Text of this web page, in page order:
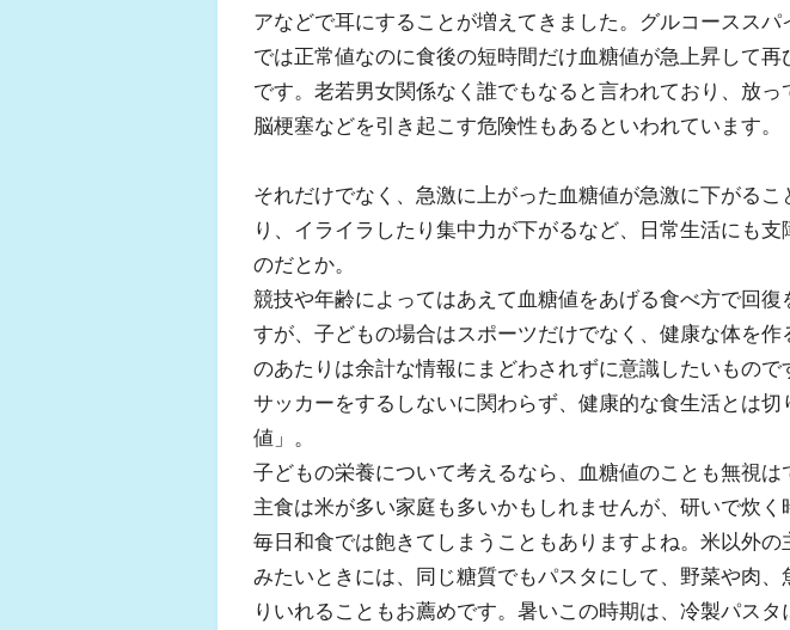
アなどで耳にすることが増えてきました。グルコースス
では正常値なのに食後の短時間だけ血糖値が急上昇して再
です。老若男女関係なく誰でもなると言われており、放
脳梗塞などを引き起こす危険性もあるといわれています。
それだけでなく、急激に上がった血糖値が急激に下がるこ
り、イライラしたり集中力が下がるなど、日常生活にも支
のだとか。
競技や年齢によってはあえて血糖値をあげる食べ方で回復
すが、子どもの場合はスポーツだけでなく、健康な体を作
のあたりは余計な情報にまどわされずに意識したいもので
サッカーをするしないに関わらず、健康的な食生活とは切
値」。
子どもの栄養について考えるなら、血糖値のことも無視は
主食は米が多い家庭も多いかもしれませんが、研いで炊く
毎日和食では飽きてしまうこともありますよね。米以外の
みたいときには、同じ糖質でもパスタにして、野菜や肉、
りいれることもお薦めです。暑いこの時期は、冷製パスタ